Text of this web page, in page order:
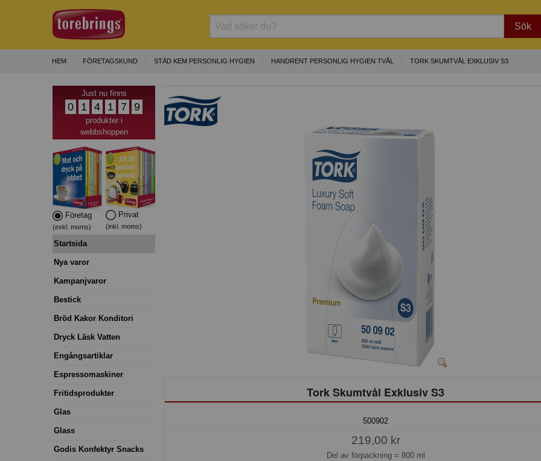
Sök
HEM FÖRETAGSKUND STÄD KEM PERSONLIG HYGIEN HANDRENT PERSONLIG HYGIEN TVÅL TORK SKUMTVÅL EXKLUSIV S3
Just nu finns
0 1 4 1 7 9
produkter i
webbshoppen
Företag
(exkl. moms)
Privat
(inkl. moms)
Startsida
Nya varor
Kampanjvaror
Bestick
Bröd Kakor Konditori
Dryck Läsk Vatten
Engångsartiklar
Espressomaskiner
Fritidsprodukter
Glas
Glass
Godis Konfektyr Snacks
Tork Skumtvål Exklusiv S3
500902
219,00 kr
Del av förpackning = 800 ml